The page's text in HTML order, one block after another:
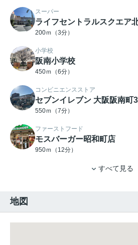
スーパー
ライフセントラルスクエア
200ｍ（3分）
小学校
阪南小学校
450ｍ（6分）
コンビニエンスストア
セブンイレブン 大阪阪南町
550ｍ（7分）
ファーストフード
モスバーガー昭和町店
950ｍ（12分）
すべて見る
地図